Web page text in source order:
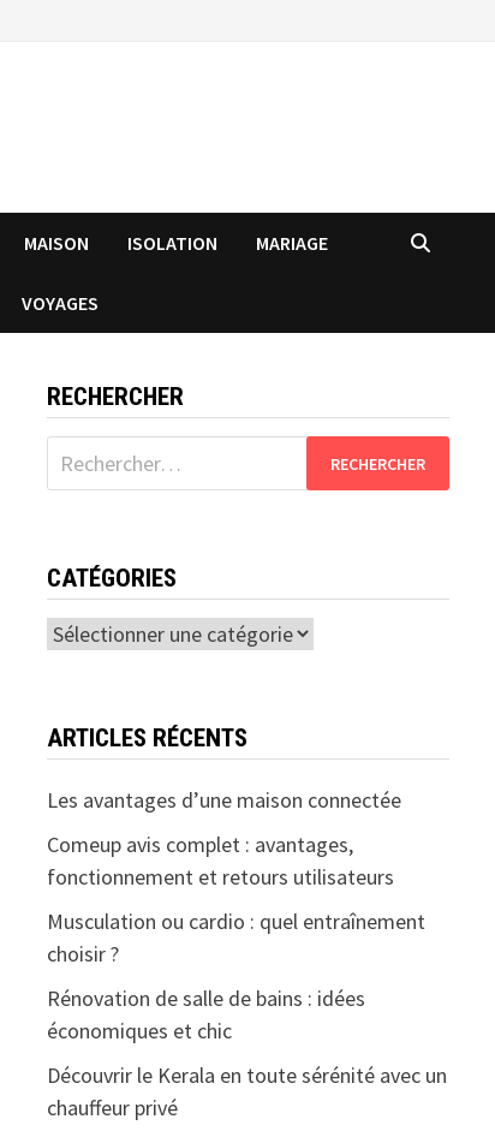
MAISON ISOLATION MARIAGE
VOYAGES
RECHERCHER
Rechercher :
CATÉGORIES
Catégories
ARTICLES RÉCENTS
Les avantages d’une maison connectée
Comeup avis complet : avantages,
fonctionnement et retours utilisateurs
Musculation ou cardio : quel entraînement
choisir ?
Rénovation de salle de bains : idées
économiques et chic
Découvrir le Kerala en toute sérénité avec un
chauffeur privé